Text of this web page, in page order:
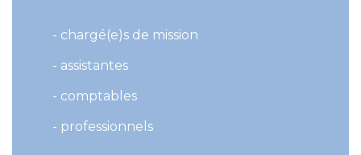
- chargé(e)s de mission
- assistantes
- comptables
- professionnels